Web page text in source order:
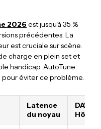
2026 est jusqu'à 35 %
précédentes. La
est cruciale sur scène.
charge en plein set et
handicap. AutoTune
éviter ce problème.
Latence
du noyau
DAW) /
Hôte